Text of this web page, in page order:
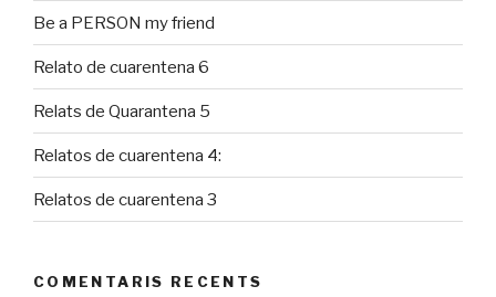
Be a PERSON my friend
Relato de cuarentena 6
Relats de Quarantena 5
Relatos de cuarentena 4:
Relatos de cuarentena 3
COMENTARIS RECENTS